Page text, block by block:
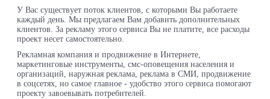
У Вас существует поток клиентов, с которыми Вы работаете
каждый день. Мы предлагаем Вам добавить дополнительных
клиентов. За рекламу этого сервиса Вы не платите, все расходы
проект несет самостоятельно.
Рекламная компания и продвижение в Интернете,
маркетинговые инструменты, смс-оповещения населения и
организаций, наружная реклама, реклама в СМИ, продвижение
в соцсетях, но самое главное - удобство этого сервиса помогают
проекту завоевывать потребителей.